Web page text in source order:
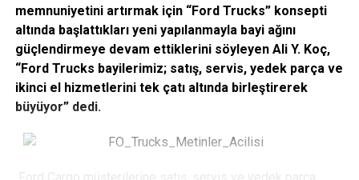
memnuniyetini artırmak için “Ford Trucks” konsepti
altında başlattıkları yeni yapılanmayla bayi ağını
güçlendirmeye devam ettiklerini söyleyen Ali Y. Koç,
“Ford Trucks bayilerimiz; satış, servis, yedek parça ve
ikinci el hizmetlerini tek çatı altında birleştirerek
büyüyor” dedi.